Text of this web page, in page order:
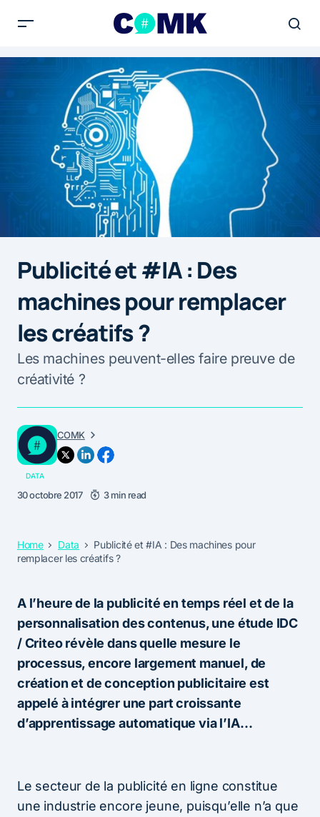
Publicité et #IA : Des
machines pour remplacer
les créatifs ?
Les machines peuvent-elles faire preuve de
créativité ?
COMK
DATA
30 octobre 2017 3 min read
Home Data
Publicité et #IA : Des machines pour
remplacer les créatifs ?
A l’heure de la publicité en temps réel et de la
personnalisation des contenus, une étude IDC
/ Criteo révèle dans quelle mesure le
processus, encore largement manuel, de
création et de conception publicitaire est
appelé à intégrer une part croissante
d’apprentissage automatique via l’IA…
Le secteur de la publicité en ligne constitue
une industrie encore jeune, puisqu’elle n’a que